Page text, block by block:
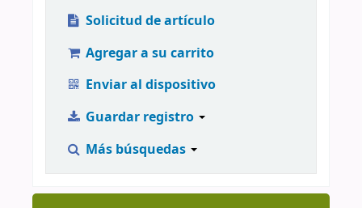
Solicitud de artículo
Agregar a su carrito
Enviar al dispositivo
Guardar registro
Más búsquedas